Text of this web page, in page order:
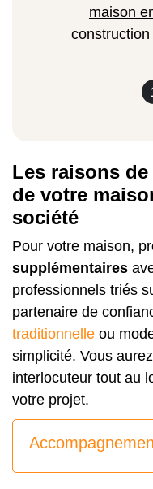
maison
Les raisons
de votre
société
Pour votre maison,
supplémentaires
professionnels triés
partenaire de
traditionnelle ou
simplicité. Vous
interlocuteur tout au
votre projet.